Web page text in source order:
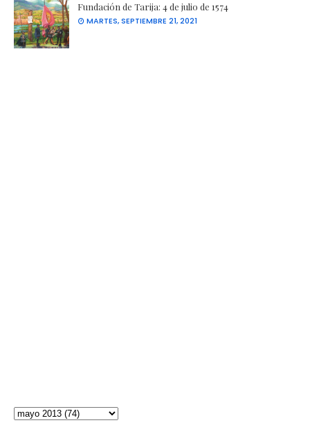
Fundación de Tarija: 4 de julio de 1574
MARTES, SEPTIEMBRE 21, 2021